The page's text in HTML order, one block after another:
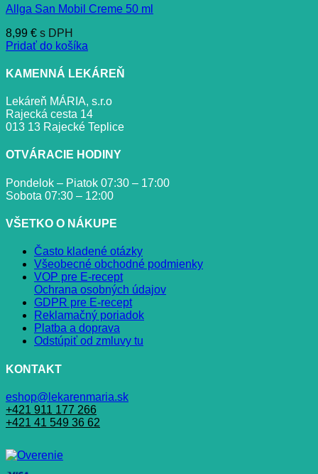
Allga San Mobil Creme 50 ml
8,99 € s DPH
Pridať do košíka
KAMENNÁ LEKÁREŇ
Lekáreň MÁRIA, s.r.o
Rajecká cesta 14
013 13 Rajecké Teplice
OTVÁRACIE HODINY
Pondelok – Piatok 07:30 – 17:00
Sobota 07:30 – 12:00
VŠETKO O NÁKUPE
Často kladené otázky
Všeobecné obchodné podmienky
VOP pre E-recept
Ochrana osobných údajov
GDPR pre E-recept
Reklamačný poriadok
Platba a doprava
Odstúpiť od zmluvy tu
KONTAKT
eshop@lekarenmaria.sk
+421 911 177 266
+421 41 549 36 62